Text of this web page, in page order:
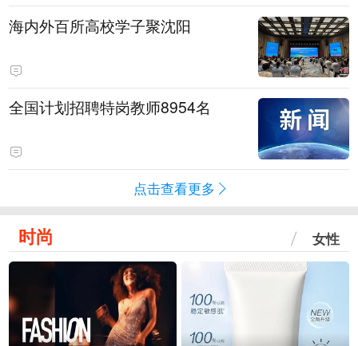
海内外百所高校学子聚沈阳
全国计划招聘特岗教师8954名
点击查看更多
时尚 女性